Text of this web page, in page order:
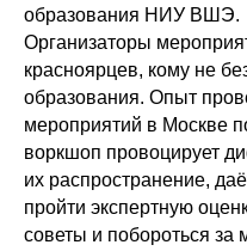
образования НИУ ВШЭ.
Организаторы
красноярцев, кому не
образования. Опыт
мероприятий в Москве
воркшоп провоцирует
их распространение,
пройти экспертную
советы и побороться за